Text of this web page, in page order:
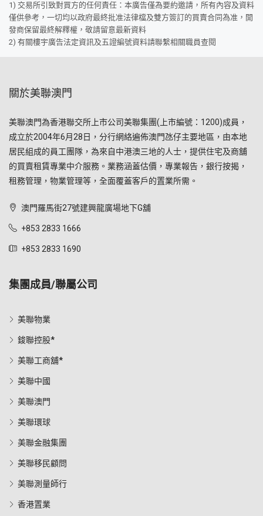
1) 交易所引致對買方的任何責任：本廣告僅為要約邀請，所有內容及資料
僅供參考，一切均以政府最終批准法律檔及雙方簽訂的買賣合同為准，開
發商保留最終解釋權，敬請留意最新資料
2) 有關樓宇廣告法定資訊及五證編號資料請聯繫相關職員查閱
關於美聯澳門
美聯澳門為香港聯交所上市公司美聯集團(上市編號：1200)成員，
成立於2004年6月28日，分行網絡遍佈澳門氹仔主要地區，由本地
居民組成的員工團隊，為來自中港澳三地的人士，提供住宅及商舖
的買賣租賃專業中介服務。業務涵蓋估價，專業報告，銀行按揭，
租務管理，物業管理等，全面覆蓋客戶的置業所需。
澳門羅馬街27號建興龍廣場地下G舖
+853 2833 1666
+853 2833 1690
集團成員/聯屬公司
美聯物業
鋑聯控股*
美聯工商舖*
美聯中國
美聯澳門
美聯環球
美聯金融集團
美聯移民顧問
美聯測量師行
香港置業